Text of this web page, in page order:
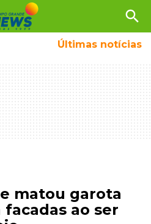
search
Últimas notícias
matou garota
ao ser